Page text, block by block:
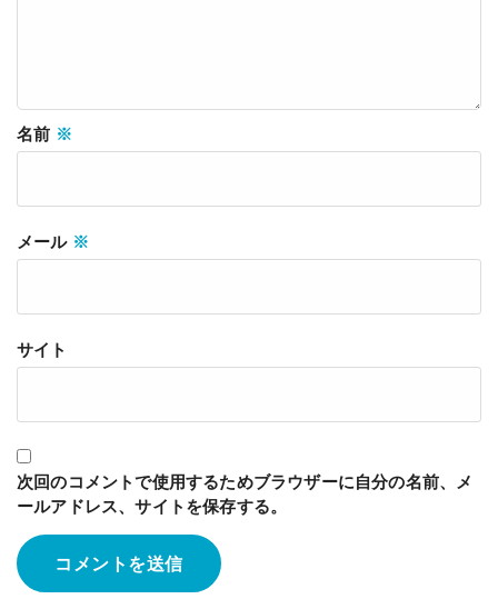
名前 ※
メール ※
サイト
次回のコメントで使用するためブラウザーに自分の名前、メ
ールアドレス、サイトを保存する。